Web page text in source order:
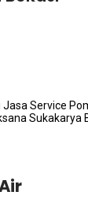
Service